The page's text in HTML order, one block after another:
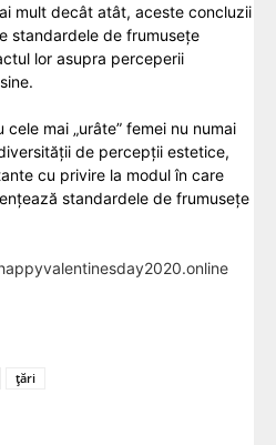
mult decât atât, aceste concluzii
standardele de frumusețe
lor asupra perceperii
mai „urâte” femei nu numai
de percepții estetice,
cu privire la modul în care
standardele de frumusețe
țări